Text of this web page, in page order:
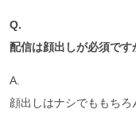
Q.
配信は顔出しが必須です
A.
顔出しはナシでももちろ